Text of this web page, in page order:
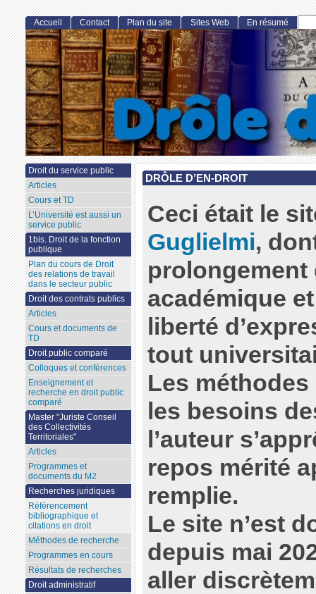
DRÔLE D’EN-DROIT
Ceci était le
Guglielmi,
prolongement
académique
liberté
tout
Les
les besoins
l’auteur
repos mérité
remplie.
Le site n’est
depuis mai
aller
Accueil Contact Plan du site Sites Web En résumé
Droit du service public
Articles
Cours et TD
L’Université est aussi un
service public
1bis. Droit de la fonction
publique
Plan du cours de Droit
des relations de travail
dans le secteur public
Droit des contrats publics
Articles
Cours et documents de
TD
Droit public comparé
Colloques et conférences
Enseignement et
recherche en droit public
comparé
Master "Juriste Conseil
des Collectivités
Territoriales"
Articles
Programmes et
documents du M2
Recherches juridiques
Référencement
bibliographique et
citations en droit
Méthodes de recherche
Programmes en cours
Résultats de recherches
Droit administratif